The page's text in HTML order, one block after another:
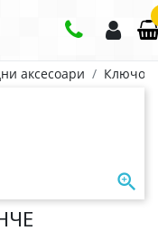
аксесоари
